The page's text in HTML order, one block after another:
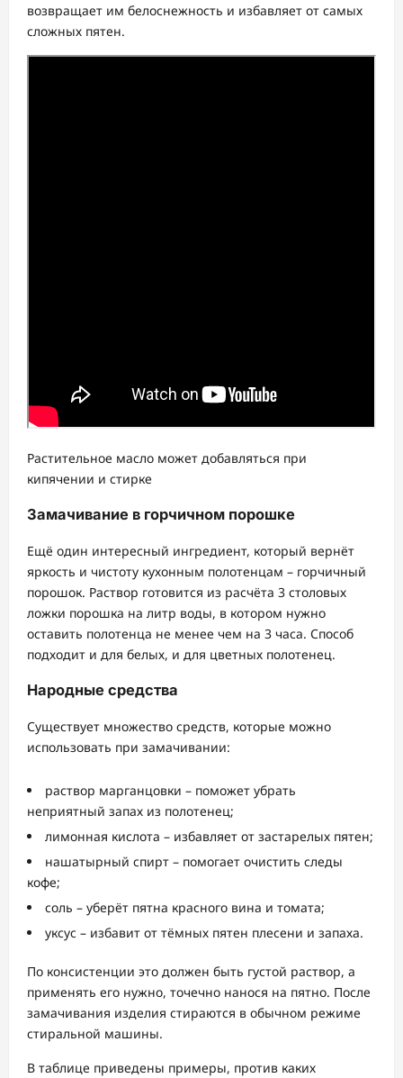
возвращает им белоснежность и избавляет от самых
сложных пятен.
Растительное масло может добавляться при
кипячении и стирке
Замачивание в горчичном порошке
Ещё один интересный ингредиент, который вернёт
яркость и чистоту кухонным полотенцам – горчичный
порошок. Раствор готовится из расчёта 3 столовых
ложки порошка на литр воды, в котором нужно
оставить полотенца не менее чем на 3 часа. Способ
подходит и для белых, и для цветных полотенец.
Народные средства
Существует множество средств, которые можно
использовать при замачивании:
раствор марганцовки – поможет убрать
неприятный запах из полотенец;
лимонная кислота – избавляет от застарелых пятен;
нашатырный спирт – помогает очистить следы
кофе;
соль – уберёт пятна красного вина и томата;
уксус – избавит от тёмных пятен плесени и запаха.
По консистенции это должен быть густой раствор, а
применять его нужно, точечно нанося на пятно. После
замачивания изделия стираются в обычном режиме
стиральной машины.
В таблице приведены примеры, против каких